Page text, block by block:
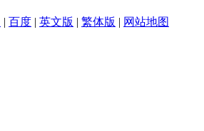
| 百度 | 英文版 | 繁体版 | 网站地图